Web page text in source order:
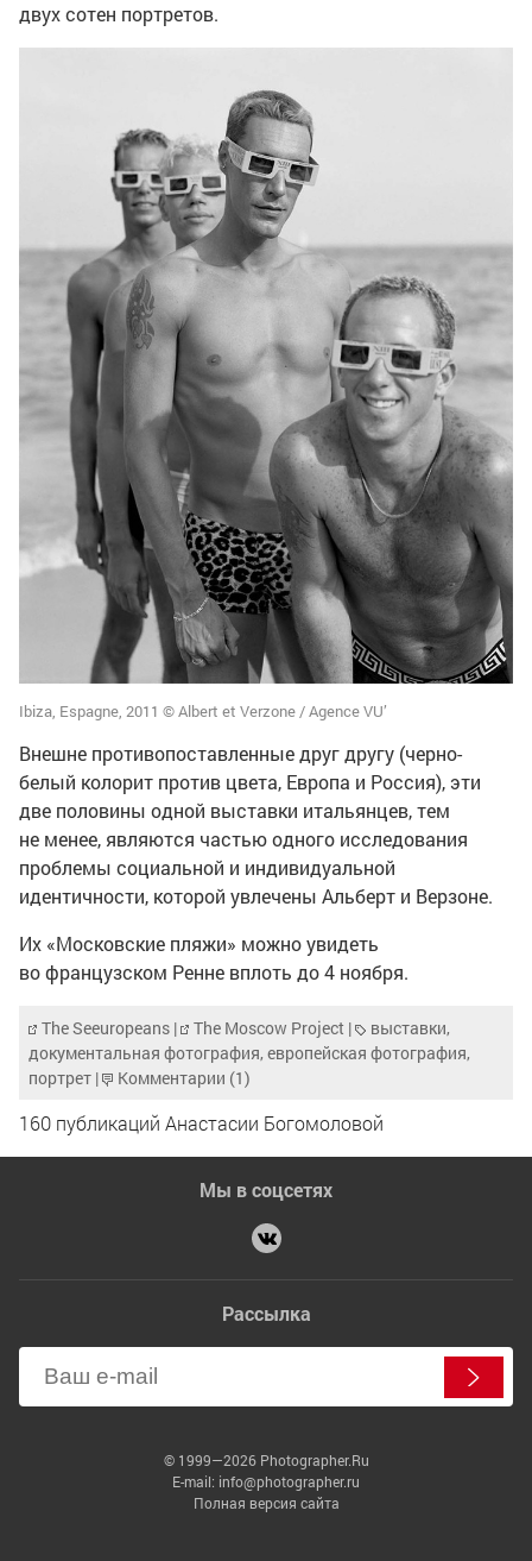
двух сотен портретов.
Ibiza, Espagne, 2011 © Albert et Verzone / Agence VU’
Внешне противопоставленные друг другу (черно-
белый колорит против цвета, Европа и Россия), эти
две половины одной выставки итальянцев, тем
не менее, являются частью одного исследования
проблемы социальной и индивидуальной
идентичности, которой увлечены Альберт и Верзоне.
Их «Московские пляжи» можно увидеть
во французском Ренне вплоть до 4 ноября.
The Seeuropeans | The Moscow Project | выставки,
документальная фотография, европейская фотография,
портрет | Комментарии (1)
160 публикаций Анастасии Богомоловой
Мы в соцсетях
Рассылка
© 1999—2026 Photographer.Ru
E-mail: info@photographer.ru
Полная версия сайта